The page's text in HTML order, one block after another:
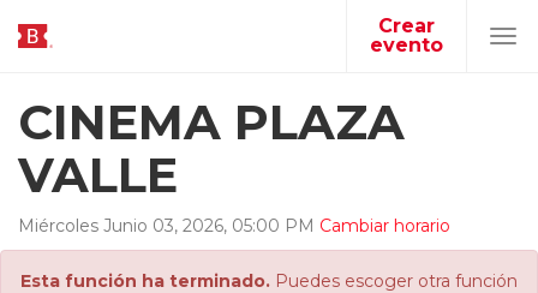
Crear
evento
CINEMA PLAZA
VALLE
Miércoles Junio 03, 2026, 05:00 PM Cambiar horario
Esta función ha terminado. Puedes escoger otra función